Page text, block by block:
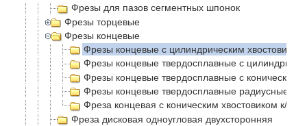
Фрезы для пазов сегментных шпонок
Фрезы торцевые
Фрезы концевые
Фрезы концевые с цилиндрическим хвостовиком
Фрезы концевые твердосплавные с
Фрезы концевые твердосплавные с коническим
Фрезы концевые твердосплавные радиусные с
Фреза концевая с коническим хвостовиком к/х
Фреза дисковая одноугловая двухсторонняя